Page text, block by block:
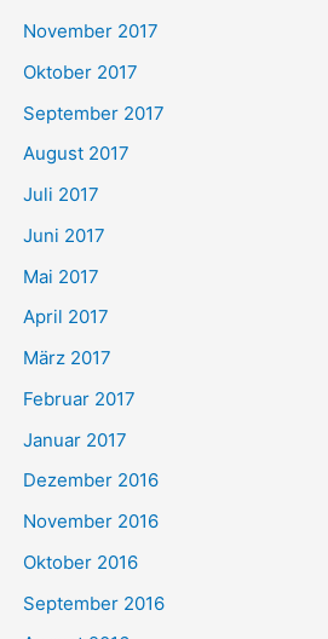
November 2017
Oktober 2017
September 2017
August 2017
Juli 2017
Juni 2017
Mai 2017
April 2017
März 2017
Februar 2017
Januar 2017
Dezember 2016
November 2016
Oktober 2016
September 2016